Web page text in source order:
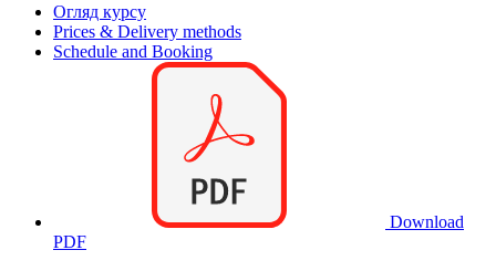
Огляд курсу
Prices & Delivery methods
Schedule and Booking
Download
PDF